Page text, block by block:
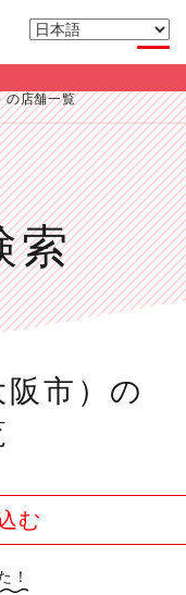
の店舗一覧
索
市）の
む
車場サービスあり
！